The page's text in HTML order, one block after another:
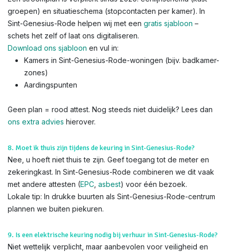
groepen) en situatieschema (stopcontacten per kamer). In
Sint-Genesius-Rode helpen wij met een gratis sjabloon –
schets het zelf of laat ons digitaliseren.
Download ons sjabloon en vul in:
Kamers in Sint-Genesius-Rode-woningen (bijv. badkamer-
zones)
Aardingspunten
Geen plan = rood attest. Nog steeds niet duidelijk? Lees dan
ons extra advies hierover.
8. Moet ik thuis zijn tijdens de keuring in Sint-Genesius-Rode?
Nee, u hoeft niet thuis te zijn. Geef toegang tot de meter en
zekeringkast. In Sint-Genesius-Rode combineren we dit vaak
met andere attesten (EPC asbest) voor één bezoek.
Lokale tip: In drukke buurten als Sint-Genesius-Rode-centrum
plannen we buiten piekuren.
9. Is een elektrische keuring nodig bij verhuur in Sint-Genesius-Rode?
Niet wettelijk verplicht, maar aanbevolen voor veiligheid en